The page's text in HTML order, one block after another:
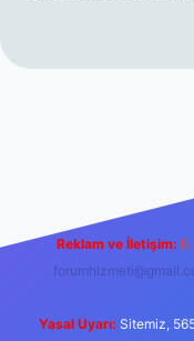
Reklam ve İletişim:
Yasal Uyarı: Sitemiz,